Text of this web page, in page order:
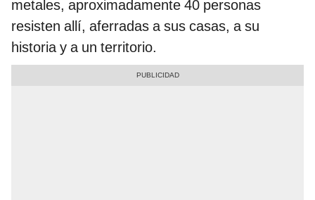
metales, aproximadamente 40 personas
resisten allí, aferradas a sus casas, a su
historia y a un territorio.